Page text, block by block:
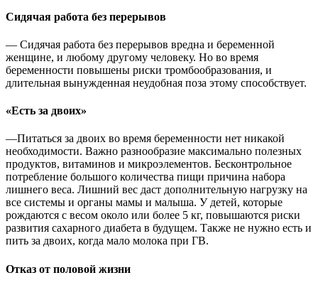
Сидячая работа без перерывов
— Сидячая работа без перерывов вредна и беременной
женщине, и любому другому человеку. Но во время
беременности повышены риски тромбообразования, и
длительная вынужденная неудобная поза этому способствует.
«Есть за двоих»
—Питаться за двоих во время беременности нет никакой
необходимости. Важно разнообразие максимально полезных
продуктов, витаминов и микроэлементов. Бесконтрольное
потребление большого количества пищи причина набора
лишнего веса. Лишний вес даст дополнительную нагрузку на
все системы и органы мамы и малыша. У детей, которые
рождаются с весом около или более 5 кг, повышаются риски
развития сахарного диабета в будущем. Также не нужно есть и
пить за двоих, когда мало молока при ГВ.
Отказ от половой жизни